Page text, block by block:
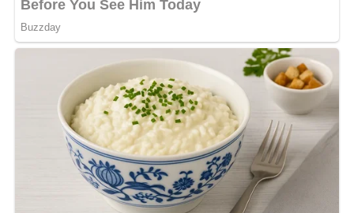
7 g
Der Kuchen hält sich gut
abgedeckt bei Raumtemperatur für 2-3 Tage. Für längere
Haltbarkeit im Kühlschrank aufbewahren.
Küchenutensilien: